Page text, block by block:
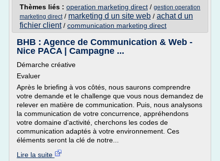
Thèmes liés : operation marketing direct / gestion operation
marketing direct/ marketing d un site web / achat d un
fichier client/ communication marketing direct
BHB : Agence de Communication & Web -
Nice PACA | Campagne ...
Démarche créative
Evaluer
Après le briefing à vos côtés, nous saurons comprendre
votre demande et le challenge que vous nous demandez de
relever en matière de communication. Puis, nous analysons
la communication de votre concurrence, appréhendons
votre domaine d'activité, cherchons les codes de
communication adaptés à votre environnement. Ces
éléments seront la clé de notre...
Lire la suite